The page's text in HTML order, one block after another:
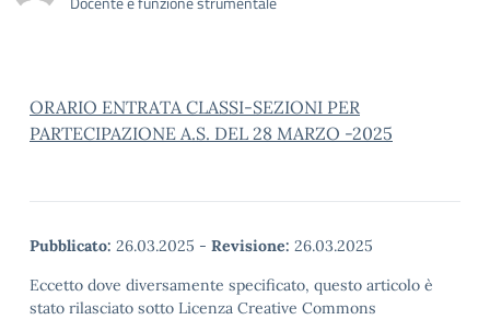
ORARIO ENTRATA CLASSI-SEZIONI PER
PARTECIPAZIONE A.S. DEL 28 MARZO -2025
Pubblicato: 26.03.2025 - Revisione: 26.03.2025
Eccetto dove diversamente specificato, questo articolo è
stato rilasciato sotto Licenza Creative Commons